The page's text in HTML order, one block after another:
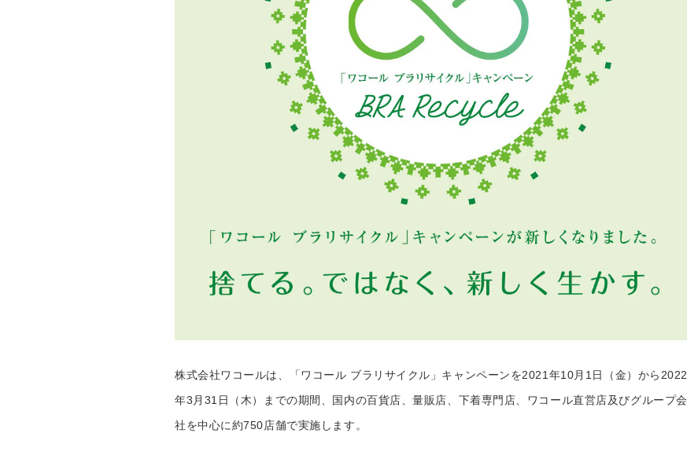
ニュース＆トピックス
株式会社ワコールは、「ワコール ブラリサイクル」キャンペーンを2021年10月1日（金）から2022
年3月31日（木）までの期間、国内の百貨店、量販店、下着専門店、ワコール直営店及びグループ会
社を中心に約750店舗で実施します。